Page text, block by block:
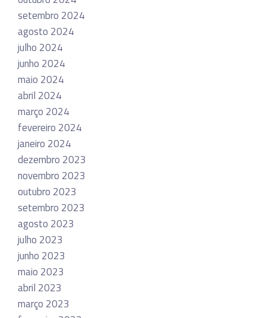
setembro 2024
agosto 2024
julho 2024
junho 2024
maio 2024
abril 2024
março 2024
fevereiro 2024
janeiro 2024
dezembro 2023
novembro 2023
outubro 2023
setembro 2023
agosto 2023
julho 2023
junho 2023
maio 2023
abril 2023
março 2023